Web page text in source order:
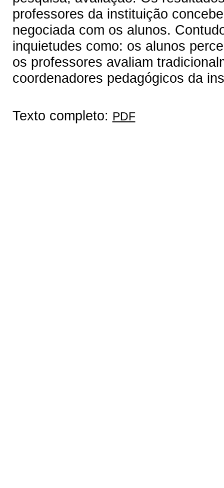
professores da instituição
negociada com os alunos.
inquietudes como: os alunos
os professores avaliam
coordenadores pedagógicos da
Texto completo: PDF